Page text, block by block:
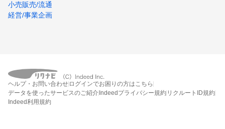
小売販売/流通
経営/事業企画
ヘルプ・お問い合わせ ログインでお困りの方はこちら
データを使ったサービスのご紹介Indeedプライバシー規約 リクルートID規約
Indeed利用規約